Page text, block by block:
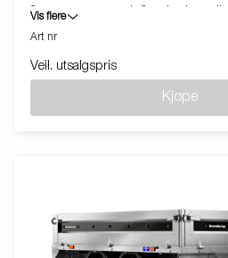
fjernes, noe som gir flere
også som en plattform-tilhenger.
tilhengeren gjør det svært enkelt å
tilbehørsprogram tilgjengelig.
miljøavgift kan tilkomme.
Vis flere
Art nr
Veil. utsalgspris
Kjøpe